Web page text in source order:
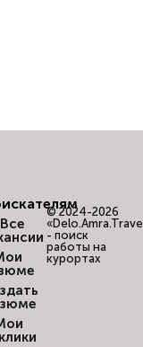
Все
© 2024-2026
- поиск
работы на
курортах